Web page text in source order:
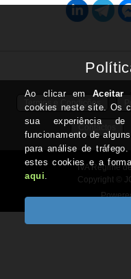
Termos e Condições
IVA Regime
Copyright ©